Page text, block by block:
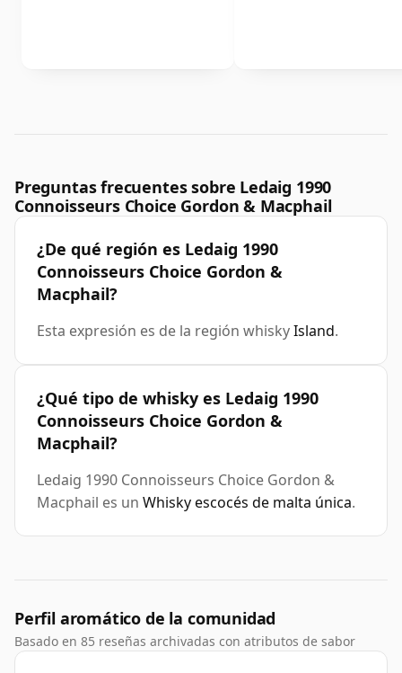
Preguntas frecuentes sobre Ledaig 1990
Connoisseurs Choice Gordon & Macphail
¿De qué región es Ledaig 1990
Connoisseurs Choice Gordon &
Macphail?
Esta expresión es de la región whiskyIsland.
¿Qué tipo de whisky es Ledaig 1990
Connoisseurs Choice Gordon &
Macphail?
Ledaig 1990 Connoisseurs Choice Gordon &
Macphail es un Whisky escocés de malta única.
Perfil aromático de la comunidad
Basado en 85 reseñas archivadas con atributos de sabor